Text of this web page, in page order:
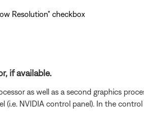
Resolution" checkbox
if available.
as well as a second graphics
NVIDIA control panel). In the